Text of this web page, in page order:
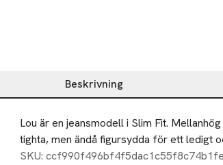
Beskrivning
Beskrivning
Lou är en jeansmodell i Slim Fit.
tighta, men ändå figursydda för ett ledigt
SKU: